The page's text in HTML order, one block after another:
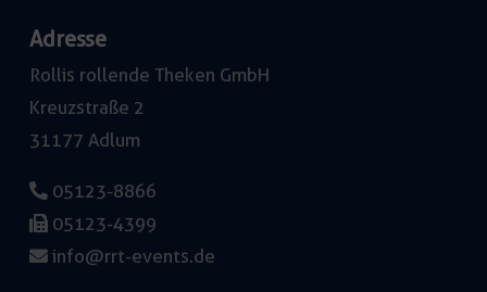
Adresse
Rollis rollende Theken GmbH
Kreuzstraße 2
31177 Adlum
05123-8866
05123-4399
info@rrt-events.de